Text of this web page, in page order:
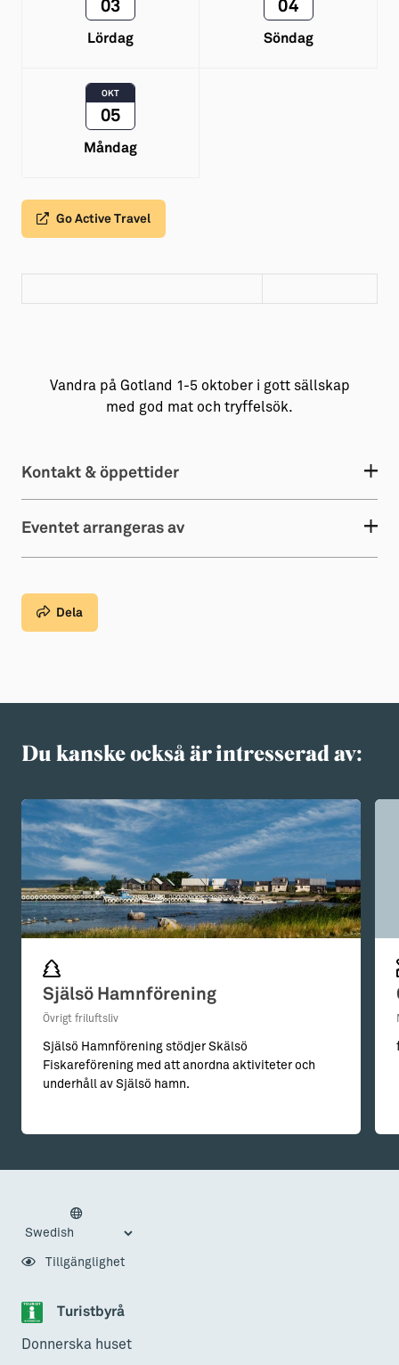
03
Lördag
04
Söndag
OKT
05
Måndag
Go Active Travel
Vandra på Gotland 1-5 oktober i gott sällskap
med god mat och tryffelsök.
Kontakt & öppettider
Eventet arrangeras av
Dela
Du kanske också är intresserad av:
Själsö Hamnförening
Övrigt friluftsliv
Själsö Hamnförening stödjer Skälsö
Fiskareförening med att anordna aktiviteter och
underhåll av Själsö hamn.
Turistbyrå
Donnerska huset
Tillgänglighet